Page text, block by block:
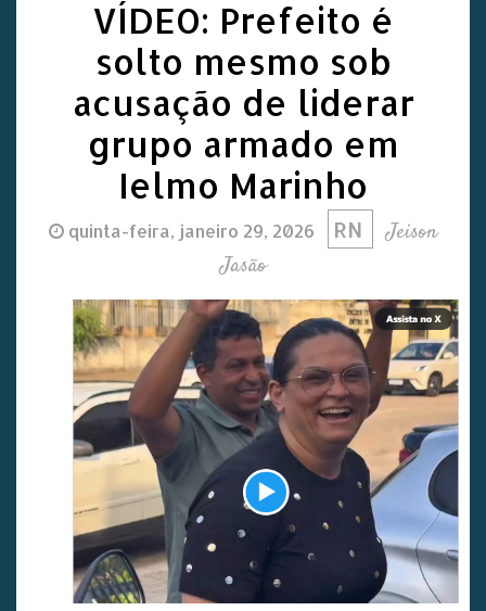
VÍDEO: Prefeito é
solto mesmo sob
acusação de liderar
grupo armado em
Ielmo Marinho
quinta-feira, janeiro 29, 2026 RN
Jeison
Jasão